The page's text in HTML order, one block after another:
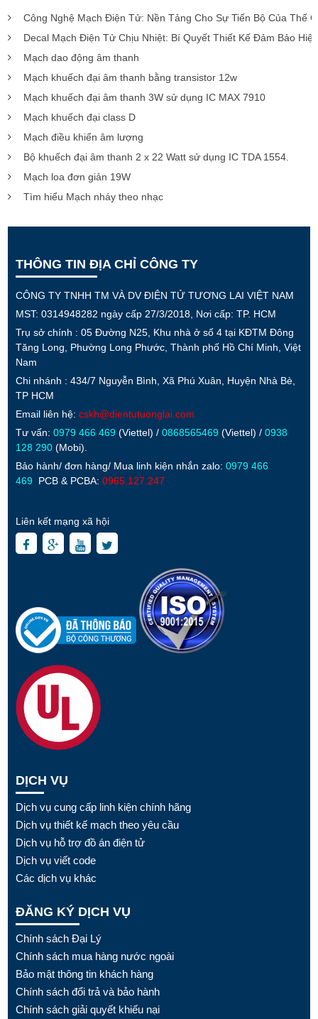
Công Nghệ Mạch Điện Tử: Nền Tảng Cho Sự Tiến Bộ Của Thế
Decal Mạch Điện Tử Chịu Nhiệt: Bí Quyết Thiết Kế Đảm Bảo
Mạch dao động âm thanh
Mạch khuếch đại âm thanh bằng transistor 12w
Mạch khuếch đại âm thanh 3W sử dụng IC MAX 7910
Mạch khuếch đại class D
Mạch điều khiển âm lượng
Bộ khuếch đại âm thanh 2 x 22 Watt sử dụng IC TDA 1554.
Mạch loa đơn giản 19W
Tìm hiểu Mạch nháy theo nhạc
THÔNG TIN ĐỊA CHỈ CÔNG TY
CÔNG TY TNHH TM VÀ DV ĐIỆN TỬ TƯƠNG LAI VIỆT NAM
MST: 0314948282 ngày cấp 27/3/2018, Nơi cấp: TP. HCM
Trụ sở chính : 05 Đường N25, Khu nhà ở số 4 tại KĐTM Đông
Tăng Long, Phường Long Phước, Thành phố Hồ Chí Minh, Việt
Nam
Chi nhánh : 434/7 Nguyễn Bình, Xã Phú Xuân, Huyện Nhà Bè,
TP HCM
Email liên hệ: cskh@dientutuonglai.com
Tư vấn: 0979 466 469 (Viettel) / 0868565469 (Viettel) / 0938
128 290 (Mobi).
Bảo hành/ đơn hàng/ Mua linh kiện nhắn zalo: 0979 466
469
PCB & PCBA: 0965.127.247
Liên kết mạng xã hội
DỊCH VỤ
Dịch vụ cung cấp linh kiện chính hãng
Dịch vụ thiết kế mạch theo yêu cầu
Dịch vụ hỗ trợ đồ án điện tử
Dịch vụ viết code
Các dịch vụ khác
ĐĂNG KÝ DỊCH VỤ
Chính sách Đại Lý
Chính sách mua hàng nước ngoài
Bảo mật thông tin khách hàng
Chính sách đổi trả và bảo hành
Chính sách giải quyết khiếu nại